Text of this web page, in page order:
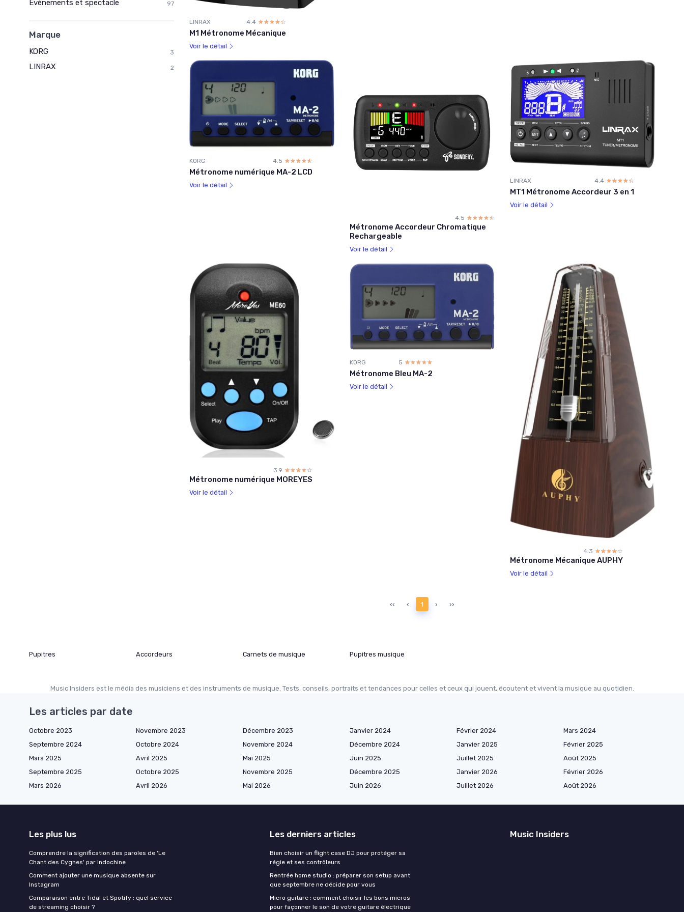
Événements et spectacle 97
Marque
KORG 3
LINRAX 2
LINRAX 4.4 ☆☆☆☆☆
★★★★★
M1 Métronome Mécanique
Voir le détail
KORG 4.5 ☆☆☆☆☆
★★★★★
Métronome numérique MA-2 LCD
Voir le détail
4.5 ☆☆☆☆☆
★★★★★
Métronome Accordeur Chromatique
Rechargeable
Voir le détail
LINRAX 4.4 ☆☆☆☆☆
★★★★★
MT1 Métronome Accordeur 3 en 1
Voir le détail
3.9 ☆☆☆☆☆
★★★★★
Métronome numérique MOREYES
Voir le détail
KORG 5 ☆☆☆☆☆
★★★★★
Métronome Bleu MA-2
Voir le détail
4.3 ☆☆☆☆☆
★★★★★
Métronome Mécanique AUPHY
Voir le détail
‹‹ ‹ 1 › ››
Pupitres Accordeurs Carnets de musique Pupitres musique
Music Insiders est le média des musiciens et des instruments de musique. Tests, conseils, portraits et tendances pour celles et ceux qui jouent, écoutent et vivent la musique au quotidien.
Les articles par date
Octobre 2023 Novembre 2023 Décembre 2023 Janvier 2024 Février 2024
Mars 2024
Septembre 2024
Octobre 2024 Novembre 2024 Décembre 2024 Janvier 2025
Février 2025
Mars 2025
Avril 2025 Mai 2025 Juin 2025 Juillet 2025
Août 2025
Septembre 2025
Octobre 2025 Novembre 2025 Décembre 2025 Janvier 2026
Février 2026
Mars 2026
Avril 2026 Mai 2026 Juin 2026 Juillet 2026 Août 2026
Les plus lus
Comprendre la signification des paroles de 'Le
Chant des Cygnes' par Indochine
Comment ajouter une musique absente sur
Instagram
Comparaison entre Tidal et Spotify : quel service
de streaming choisir ?
Les derniers articles
Bien choisir un flight case DJ pour protéger sa
régie et ses contrôleurs
Rentrée home studio : préparer son setup avant
que septembre ne décide pour vous
Micro guitare : comment choisir les bons micros
pour façonner le son de votre guitare électrique
Music Insiders